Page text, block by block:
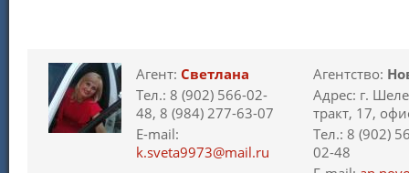
Агент: Светлана
Тел.: 8 (902) 566-02-
48, 8 (984) 277-63-07
E-mail:
k.sveta9973@mail.ru
Агентство:
Адрес: г.
тракт, 17,
Тел.: 8 (902)
02-48